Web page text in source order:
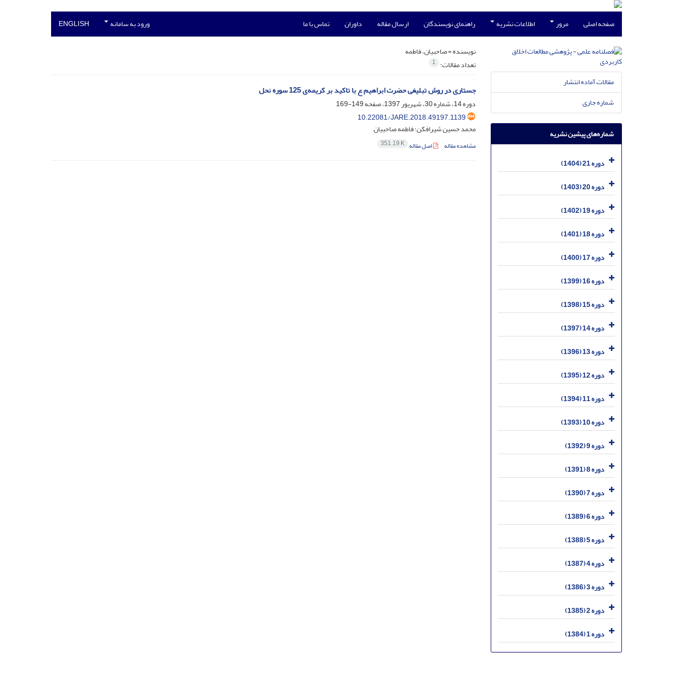
صفحه اصلی مرور اطلاعات نشریه راهنمای نویسندگان ارسال مقاله داوران تماس با ما ورود به سامانه ENGLISH
نویسنده =صاحبیان، فاطمه
تعداد مقالات: 1
جستاری در روش تبلیغی حضرت ابراهیم ع با تاکید بر کریمه‌ی 125 سوره نحل
دوره 14، شماره 30، شهریور 1397، صفحه
149-169
10.22081/JARE.2018.49197.1139
محمد حسین شیرافکن؛ فاطمه صاحبیان
مشاهده مقاله اصل مقاله 351.19 K
مقالات آماده انتشار
شماره جاری
شماره‌های پیشین نشریه
دوره 21 (1404)
دوره 20 (1403)
دوره 19 (1402)
دوره 18 (1401)
دوره 17 (1400)
دوره 16 (1399)
دوره 15 (1398)
دوره 14 (1397)
دوره 13 (1396)
دوره 12 (1395)
دوره 11 (1394)
دوره 10 (1393)
دوره 9 (1392)
دوره 8 (1391)
دوره 7 (1390)
دوره 6 (1389)
دوره 5 (1388)
دوره 4 (1387)
دوره 3 (1386)
دوره 2 (1385)
دوره 1 (1384)